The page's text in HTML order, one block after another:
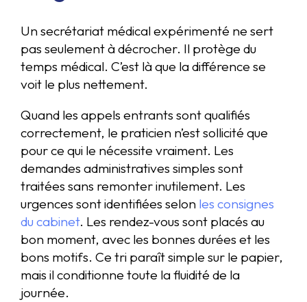
Un secrétariat médical expérimenté ne sert
pas seulement à décrocher. Il protège du
temps médical. C’est là que la différence se
voit le plus nettement.
Quand les appels entrants sont qualifiés
correctement, le praticien n’est sollicité que
pour ce qui le nécessite vraiment. Les
demandes administratives simples sont
traitées sans remonter inutilement. Les
urgences sont identifiées selon les consignes
du cabinet. Les rendez-vous sont placés au
bon moment, avec les bonnes durées et les
bons motifs. Ce tri paraît simple sur le papier,
mais il conditionne toute la fluidité de la
journée.